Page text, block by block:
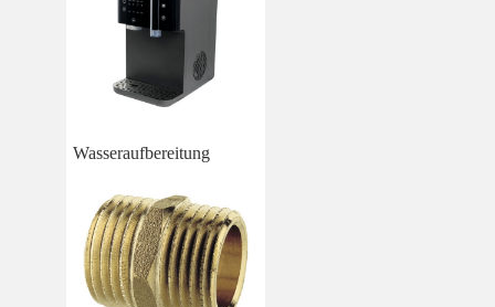
Wasseraufbereitung